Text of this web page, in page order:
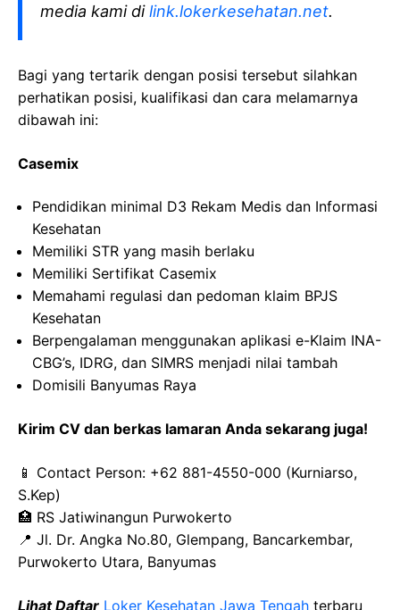
media kami dilink.lokerkesehatan.net.
Bagi yang tertarik dengan posisi tersebut silahkan
perhatikan posisi, kualifikasi dan cara melamarnya
dibawah ini:
Casemix
Pendidikan minimal D3 Rekam Medis dan Informasi
Kesehatan
Memiliki STR yang masih berlaku
Memiliki Sertifikat Casemix
Memahami regulasi dan pedoman klaim BPJS
Kesehatan
Berpengalaman menggunakan aplikasi e-Klaim INA-
CBG’s, IDRG, dan SIMRS menjadi nilai tambah
Domisili Banyumas Raya
Kirim CV dan berkas lamaran Anda sekarang juga!
📱 Contact Person: +62 881-4550-000 (Kurniarso,
S.Kep)
🏥 RS Jatiwinangun Purwokerto
📍 Jl. Dr. Angka No.80, Glempang, Bancarkembar,
Purwokerto Utara, Banyumas
Lihat Daftar Loker Kesehatan Jawa Tengah terbaru